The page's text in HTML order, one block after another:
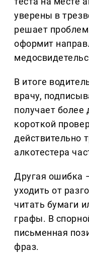
уверены в
решает
оформит
В итоге
врачу,
получает
короткой
действительно
алкотестера
Другая ошибка
уходить от
читать бумаги
графы. В
письменная
фраз.